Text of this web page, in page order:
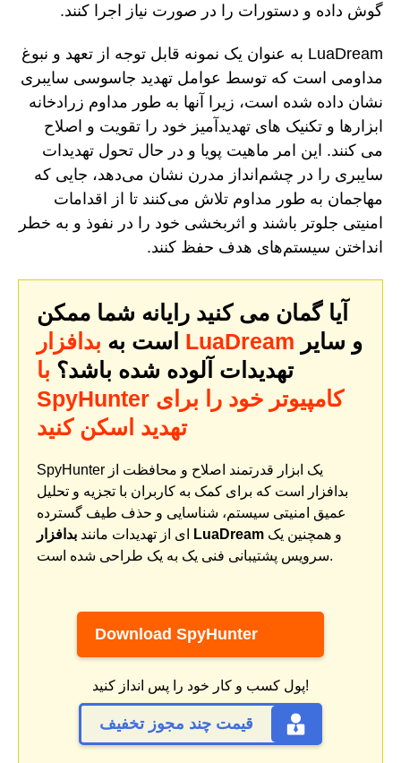
گوش داده و دستورات را در صورت نیاز اجرا کنند.
LuaDream به عنوان یک نمونه قابل توجه از تعهد و نبوغ
مداومی است که توسط عوامل تهدید جاسوسی سایبری
نشان داده شده است، زیرا آنها به طور مداوم زرادخانه
ابزارها و تکنیک های تهدیدآمیز خود را تقویت و اصلاح
می کنند. این امر ماهیت پویا و در حال تحول تهدیدات
سایبری را در چشم‌انداز مدرن نشان می‌دهد، جایی که
مهاجمان به طور مداوم تلاش می‌کنند تا از اقدامات
امنیتی جلوتر باشند و اثربخشی خود را در نفوذ و به خطر
انداختن سیستم‌های هدف حفظ کنند.
آیا گمان می کنید رایانه شما ممکن
است به بدافزار LuaDream
تهدیدات آلوده شده باشد؟ با
SpyHunter کامپیوتر خود را برای
تهدید اسکن کنید
SpyHunter یک ابزار قدرتمند اصلاح و محافظت از
بدافزار است که برای کمک به کاربران با تجزیه و تحلیل
عمیق امنیتی سیستم، شناسایی و حذف طیف گسترده
ای از تهدیدات مانند
بدافزار LuaDream
سرویس پشتیبانی فنی یک به یک طراحی شده است.
Download SpyHunter
پول کسب و کار خود را پس انداز کنید!
قیمت چند مجوز تخفیف